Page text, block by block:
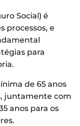
Social) é
processos, e
para
de 65 anos
juntamente com
anos para os